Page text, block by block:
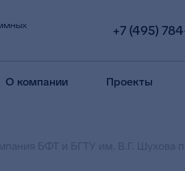
+7 (495)
О компании Проекты